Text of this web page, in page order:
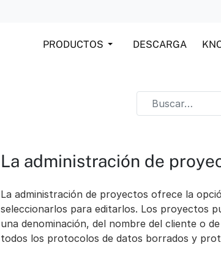
PRODUCTOS DESCARGA
La administración de
La administración de proyectos ofrece la
seleccionarlos para editarlos. Los proyectos
una denominación, del nombre del cliente o
todos los protocolos de datos borrados y